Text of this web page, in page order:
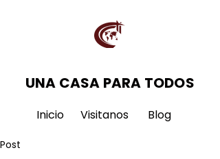
UNA CASA PARA TODOS
Inicio Visitanos Blog
Post